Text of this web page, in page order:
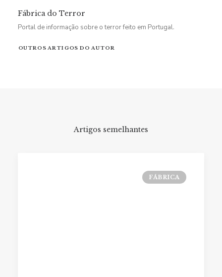
Fábrica do Terror
Portal de informação sobre o terror feito em Portugal.
OUTROS ARTIGOS DO AUTOR
Artigos semelhantes
FÁBRICA